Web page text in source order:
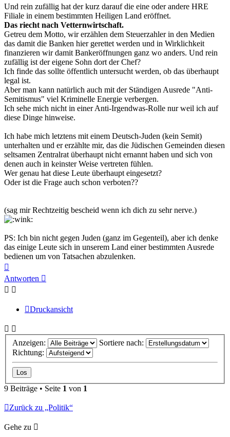
Und rein zufällig hat der kurz darauf die eine oder andere HRE
Filiale in einem bestimmten Heiligen Land eröffnet.
Das riecht nach Vetternwirtschaft.
Getreu dem Motto, wir erzählen dem Steuerzahler in den Medien
das damit die Banken hier gerettet werden und in Wirklichkeit
finanzieren wir damit Bankeröffnungen ganz wo anders. Und rein
zufällig ist der eigene Sohn dort der Chef?
Ich finde das sollte öffentlich untersucht werden, ob das überhaupt
legal ist.
Aber man kann natürlich auch mit der Ständigen Ausrede "Anti-
Semitismus" viel Kriminelle Energie verbergen.
Ich sehe mich nicht in einer Anti-Irgendwas-Rolle nur weil ich auf
diese Dinge hinweise.
Ich habe mich letztens mit einem Deutsch-Juden (kein Semit)
unterhalten und er erzählte mir, das die Jüdischen Gemeinden diesen
seltsamen Zentralrat überhaupt nicht ernannt haben und sich von
denen auch in keinster Weise vertreten fühlen.
Wer genau hat diese Leute überhaupt eingesetzt?
Oder ist die Frage auch schon verboten??
(sag mir Rechtzeitig bescheid wenn ich dich zu sehr nerve.)
PS: Ich bin nicht gegen Juden (ganz im Gegenteil), aber ich denke
das einige Leute sich in unserem Land einer bestimmten Ausrede
bedienen um von Tatsachen abzulenken.
oben
Antworten
Druckansicht
Anzeigen:
Sortiere nach:
Richtung:
9 Beiträge • Seite 1 von 1
Zurück zu „Politik“
Gehe zu